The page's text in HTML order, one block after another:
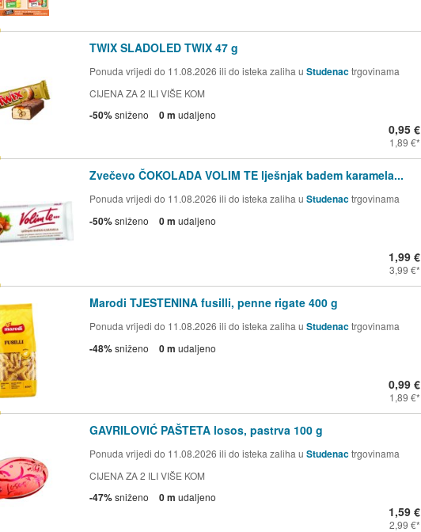
TWIX SLADOLED TWIX 47 g
Ponuda vrijedi do 11.08.2026 ili do isteka zaliha u Studenactrgovinama
CIJENA ZA 2 ILI VIŠE KOM
-50%sniženo 0 m udaljeno
0,95 €
1,89 €
Zvečevo ČOKOLADA VOLIM TE lješnjak badem karamela...
Ponuda vrijedi do 11.08.2026 ili do isteka zaliha u Studenactrgovinama
-50%sniženo 0 m udaljeno
1,99 €
3,99 €
Marodi TJESTENINA fusilli, penne rigate 400 g
Ponuda vrijedi do 11.08.2026 ili do isteka zaliha u Studenactrgovinama
-48%sniženo 0 m udaljeno
0,99 €
1,89 €
GAVRILOVIĆ PAŠTETA losos, pastrva 100 g
Ponuda vrijedi do 11.08.2026 ili do isteka zaliha u Studenactrgovinama
CIJENA ZA 2 ILI VIŠE KOM
-47%sniženo 0 m udaljeno
1,59 €
2,99 €